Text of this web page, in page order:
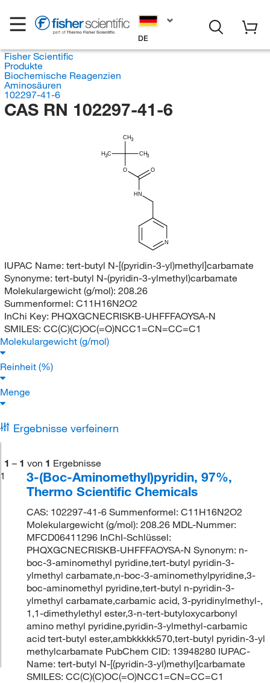
DE
Fisher Scientific
Produkte
Biochemische Reagenzien
Aminosäuren
102297-41-6
CAS RN 102297-41-6
CH3
H3C CH3
O O
HN
N
IUPAC Name: tert-butyl N-[(pyridin-3-yl)methyl]carbamate
Synonyme: tert-butyl N-(pyridin-3-ylmethyl)carbamate
Molekulargewicht (g/mol): 208.26
Summenformel: C11H16N2O2
InChi Key: PHQXGCNECRISKB-UHFFFAOYSA-N
SMILES: CC(C)(C)OC(=O)NCC1=CN=CC=C1
Molekulargewicht (g/mol)
Reinheit (%)
Menge
Ergebnisse verfeinern
1 – 1 von 1 Ergebnisse
1
3-(Boc-Aminomethyl)pyridin, 97%,
Thermo Scientific Chemicals
CAS: 102297-41-6 Summenformel: C11H16N2O2
Molekulargewicht (g/mol): 208.26 MDL-Nummer:
MFCD06411296 InChI-Schlüssel:
PHQXGCNECRISKB-UHFFFAOYSA-N Synonym: n-
boc-3-aminomethyl pyridine,tert-butyl pyridin-3-
ylmethyl carbamate,n-boc-3-aminomethylpyridine,3-
boc-aminomethyl pyridine,tert-butyl n-pyridin-3-
ylmethyl carbamate,carbamic acid, 3-pyridinylmethyl-,
1,1-dimethylethyl ester,3-n-tert-butyloxycarbonyl
amino methyl pyridine,pyridin-3-ylmethyl-carbamic
acid tert-butyl ester,ambkkkkk570,tert-butyl pyridin-3-yl
methylcarbamate PubChem CID: 13948280 IUPAC-
Name: tert-butyl N-[(pyridin-3-yl)methyl]carbamate
SMILES: CC(C)(C)OC(=O)NCC1=CN=CC=C1